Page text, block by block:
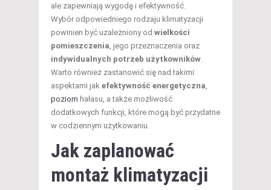
ale zapewniają wygodę i efektywność.
Wybór odpowiedniego rodzaju klimatyzacji
powinien być uzależniony od wielkości
pomieszczenia , jego przeznaczenia oraz
indywidualnych potrzeb użytkowników
Warto również zastanowić się nad takimi
aspektami jak efektywność energetyczna
poziom hałasu, a także możliwość
dodatkowych funkcji, które mogą być przydatne
w codziennym użytkowaniu.
Jak zaplanować
montaż klimatyzacji